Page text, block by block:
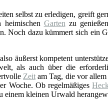
selbst zu erledigen, greift
Garten zu
Noch dazu kümmert sich ein
äußerst kompetent
als auch über die
Zeit am Tag, die vor
Woche. Ob regelmäßiges
einem kleinen Urwald